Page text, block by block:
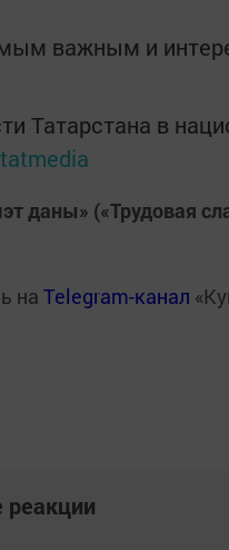
важным и
Татарстана в
даны» («Трудовая
на Telegram-канал
реакции